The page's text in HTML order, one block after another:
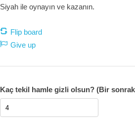
Siyah ile oynayın ve kazanın.
Flip board
Give up
Kaç tekil hamle gizli olsun? (Bir